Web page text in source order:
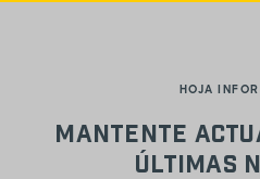
HOJA
Mantente
últimas